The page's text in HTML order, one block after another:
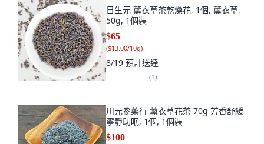
日生元 薰衣草茶乾燥花, 1個, 薰衣草,
50g, 1個裝
$65
($13.00/10g)
8/19 預計送達
(1)
川元參藥行 薰衣草花茶 70g 芳香舒緩
寧靜助眠, 1個, 1個裝
$100